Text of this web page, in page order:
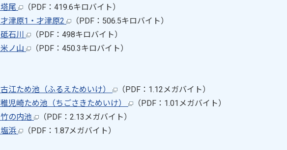
塔尾
（PDF：419.6キロバイト）
才津原1・才津原2
（PDF：506.5キロバイト）
砥石川
（PDF：498キロバイト）
米ノ山 （PDF：450.3キロバイト）
古江ため池（ふるえためいけ）
（PDF：1.12メガバイト）
稚児崎ため池（ちごさきためいけ）
（PDF：1.01メガバイト）
竹の内池
（PDF：2.13メガバイト）
塩浜 （PDF：1.87メガバイト）